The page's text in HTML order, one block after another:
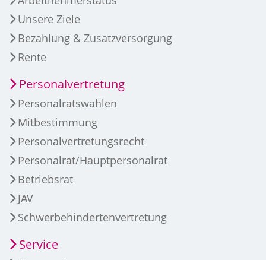
Unsere Ziele
Bezahlung & Zusatzversorgung
Rente
Personalvertretung
Personalratswahlen
Mitbestimmung
Personalvertretungsrecht
Personalrat/Hauptpersonalrat
Betriebsrat
JAV
Schwerbehindertenvertretung
Service